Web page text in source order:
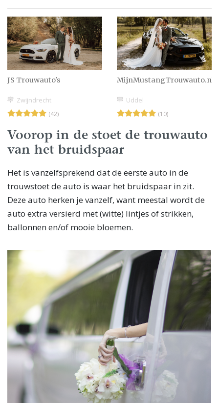
JS Trouwauto's
Zwijndrecht
(42)
MijnMustangTrouwauto.nl
Uddel
(10)
Voorop in de stoet de trouwauto
van het bruidspaar
Het is vanzelfsprekend dat de eerste auto in de
trouwstoet de auto is waar het bruidspaar in zit.
Deze auto herken je vanzelf, want meestal wordt de
auto extra versierd met (witte) lintjes of strikken,
ballonnen en/of mooie bloemen.